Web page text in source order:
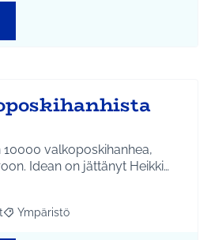
valkoposkihanhea,
joista tulisi päästä eroon. Idean on jättänyt Heikki…
mukaan: Etelä-Tuusulan kylät
Rajaa tulokset teeman mukaan:
Ympäristö